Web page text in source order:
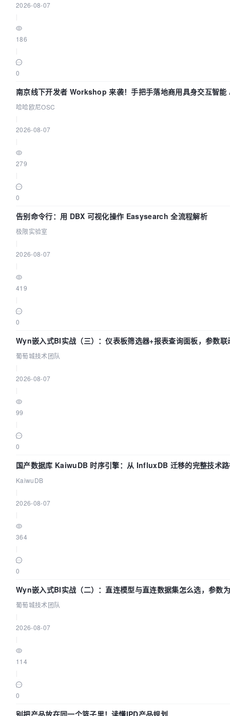
2026-08-07
186
0
南京线下开发者 Workshop 来袭！手把手落地商用具身交互智
哈哈欧尼OSC
2026-08-07
279
0
告别命令行：用 DBX 可视化操作 Easysearch 全流程解析
极限实验室
2026-08-07
419
0
Wyn嵌入式BI实战（三）：仪表板筛选器+报表查询面板，参数联
葡萄城技术团队
2026-08-07
99
0
国产数据库 KaiwuDB 时序引擎：从 InfluxDB 迁移的完整技术
KaiwuDB
2026-08-07
364
0
Wyn嵌入式BI实战（二）：直连模型与直连数据集怎么选，参数
葡萄城技术团队
2026-08-07
114
0